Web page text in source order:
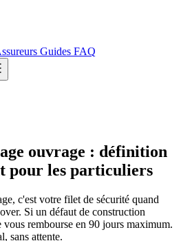
Guides FAQ
ouvrage : définition
pour les particuliers
c'est votre filet de sécurité quand
Si un défaut de construction
vous rembourse en 90 jours maximum.
sans attente.